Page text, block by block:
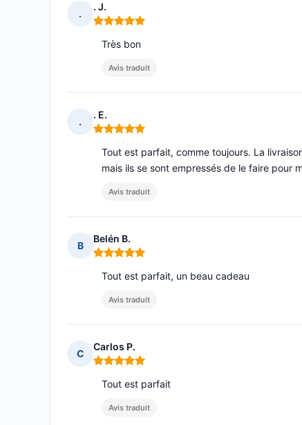
.
. J.
Note : 5 sur 5
Très bon
Avis traduit
.
. E.
Note : 5 sur 5
Tout est parfait, comme toujours. La
mais ils se sont empressés de le faire pour
Avis traduit
B
Belén B.
Note : 5 sur 5
Tout est parfait, un beau cadeau
Avis traduit
C
Carlos P.
Note : 5 sur 5
Tout est parfait
Avis traduit